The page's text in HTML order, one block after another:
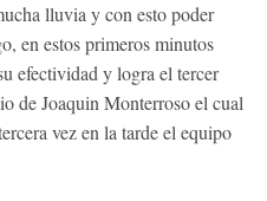
lluvia y con esto poder
en estos primeros minutos
efectividad y logra el tercer
de Joaquin Monterroso el cual
vez en la tarde el equipo